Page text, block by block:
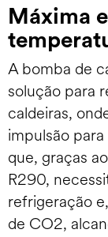
Máxima
A bomba de
solução para
caldeiras,
impulsão
que, graças
R290,
refrigeração
de CO2,